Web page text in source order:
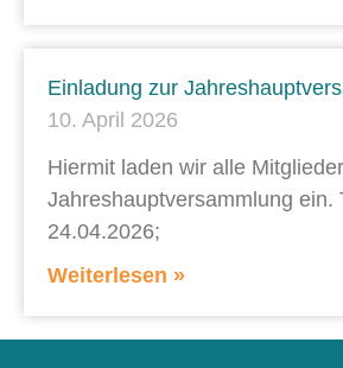
Einladung zur
10. April 2026
Hiermit laden wir alle
Jahreshauptversammlung ein.
24.04.2026;
Weiterlesen »